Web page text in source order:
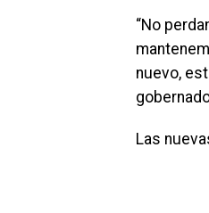
“No
nuevo,
Las